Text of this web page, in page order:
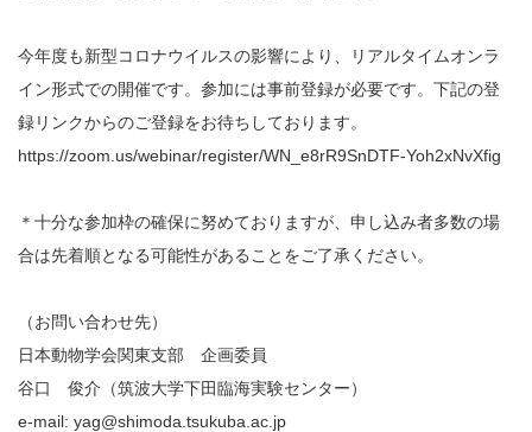
今年度も新型コロナウイルスの影響により、リアルタイムオンラ
イン形式での開催です。参加には事前登録が必要です。下記の登
録リンクからのご登録をお待ちしております。
https://zoom.us/webinar/register/WN_e8rR9SnDTF-Yoh2xNvXfig
＊十分な参加枠の確保に努めておりますが、申し込み者多数の場
合は先着順となる可能性があることをご了承ください。
（お問い合わせ先）
日本動物学会関東支部 企画委員
谷口 俊介（筑波大学下田臨海実験センター）
e-mail: yag@shimoda.tsukuba.ac.jp